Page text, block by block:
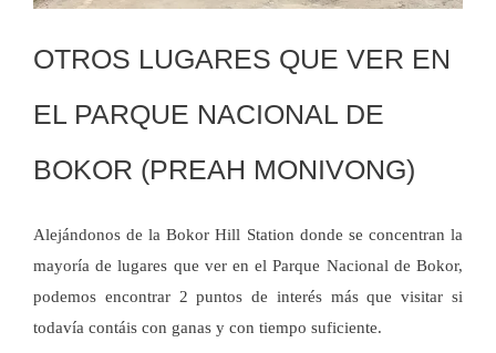
OTROS LUGARES QUE VER EN
EL PARQUE NACIONAL DE
BOKOR (PREAH MONIVONG)
Alejándonos de la Bokor Hill Station donde se concentran la
mayoría de lugares que ver en el Parque Nacional de Bokor,
podemos encontrar 2 puntos de interés más que visitar si
todavía contáis con ganas y con tiempo suficiente.